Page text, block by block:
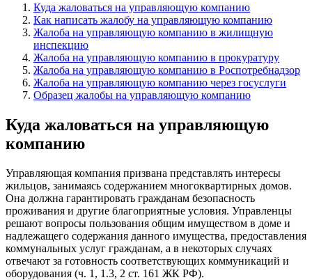
Куда жаловаться на управляющую компанию
Как написать жалобу на управляющую компанию
Жалоба на управляющую компанию в жилищную
инспекцию
Жалоба на управляющую компанию в прокуратуру
Жалоба на управляющую компанию в Роспотребнадзор
Жалоба на управляющую компанию через госуслуги
Образец жалобы на управляющую компанию
Куда жаловаться на управляющую
компанию
Управляющая компания призвана представлять интересы
жильцов, занимаясь содержанием многоквартирных домов.
Она должна гарантировать гражданам безопасность
проживания и другие благоприятные условия. Управленцы
решают вопросы пользования общим имуществом в доме и
надлежащего содержания данного имущества, предоставления
коммунальных услуг гражданам, а в некоторых случаях
отвечают за готовность соответствующих коммуникаций и
оборудования (ч. 1, 1.3, 2 ст. 161 ЖК РФ).